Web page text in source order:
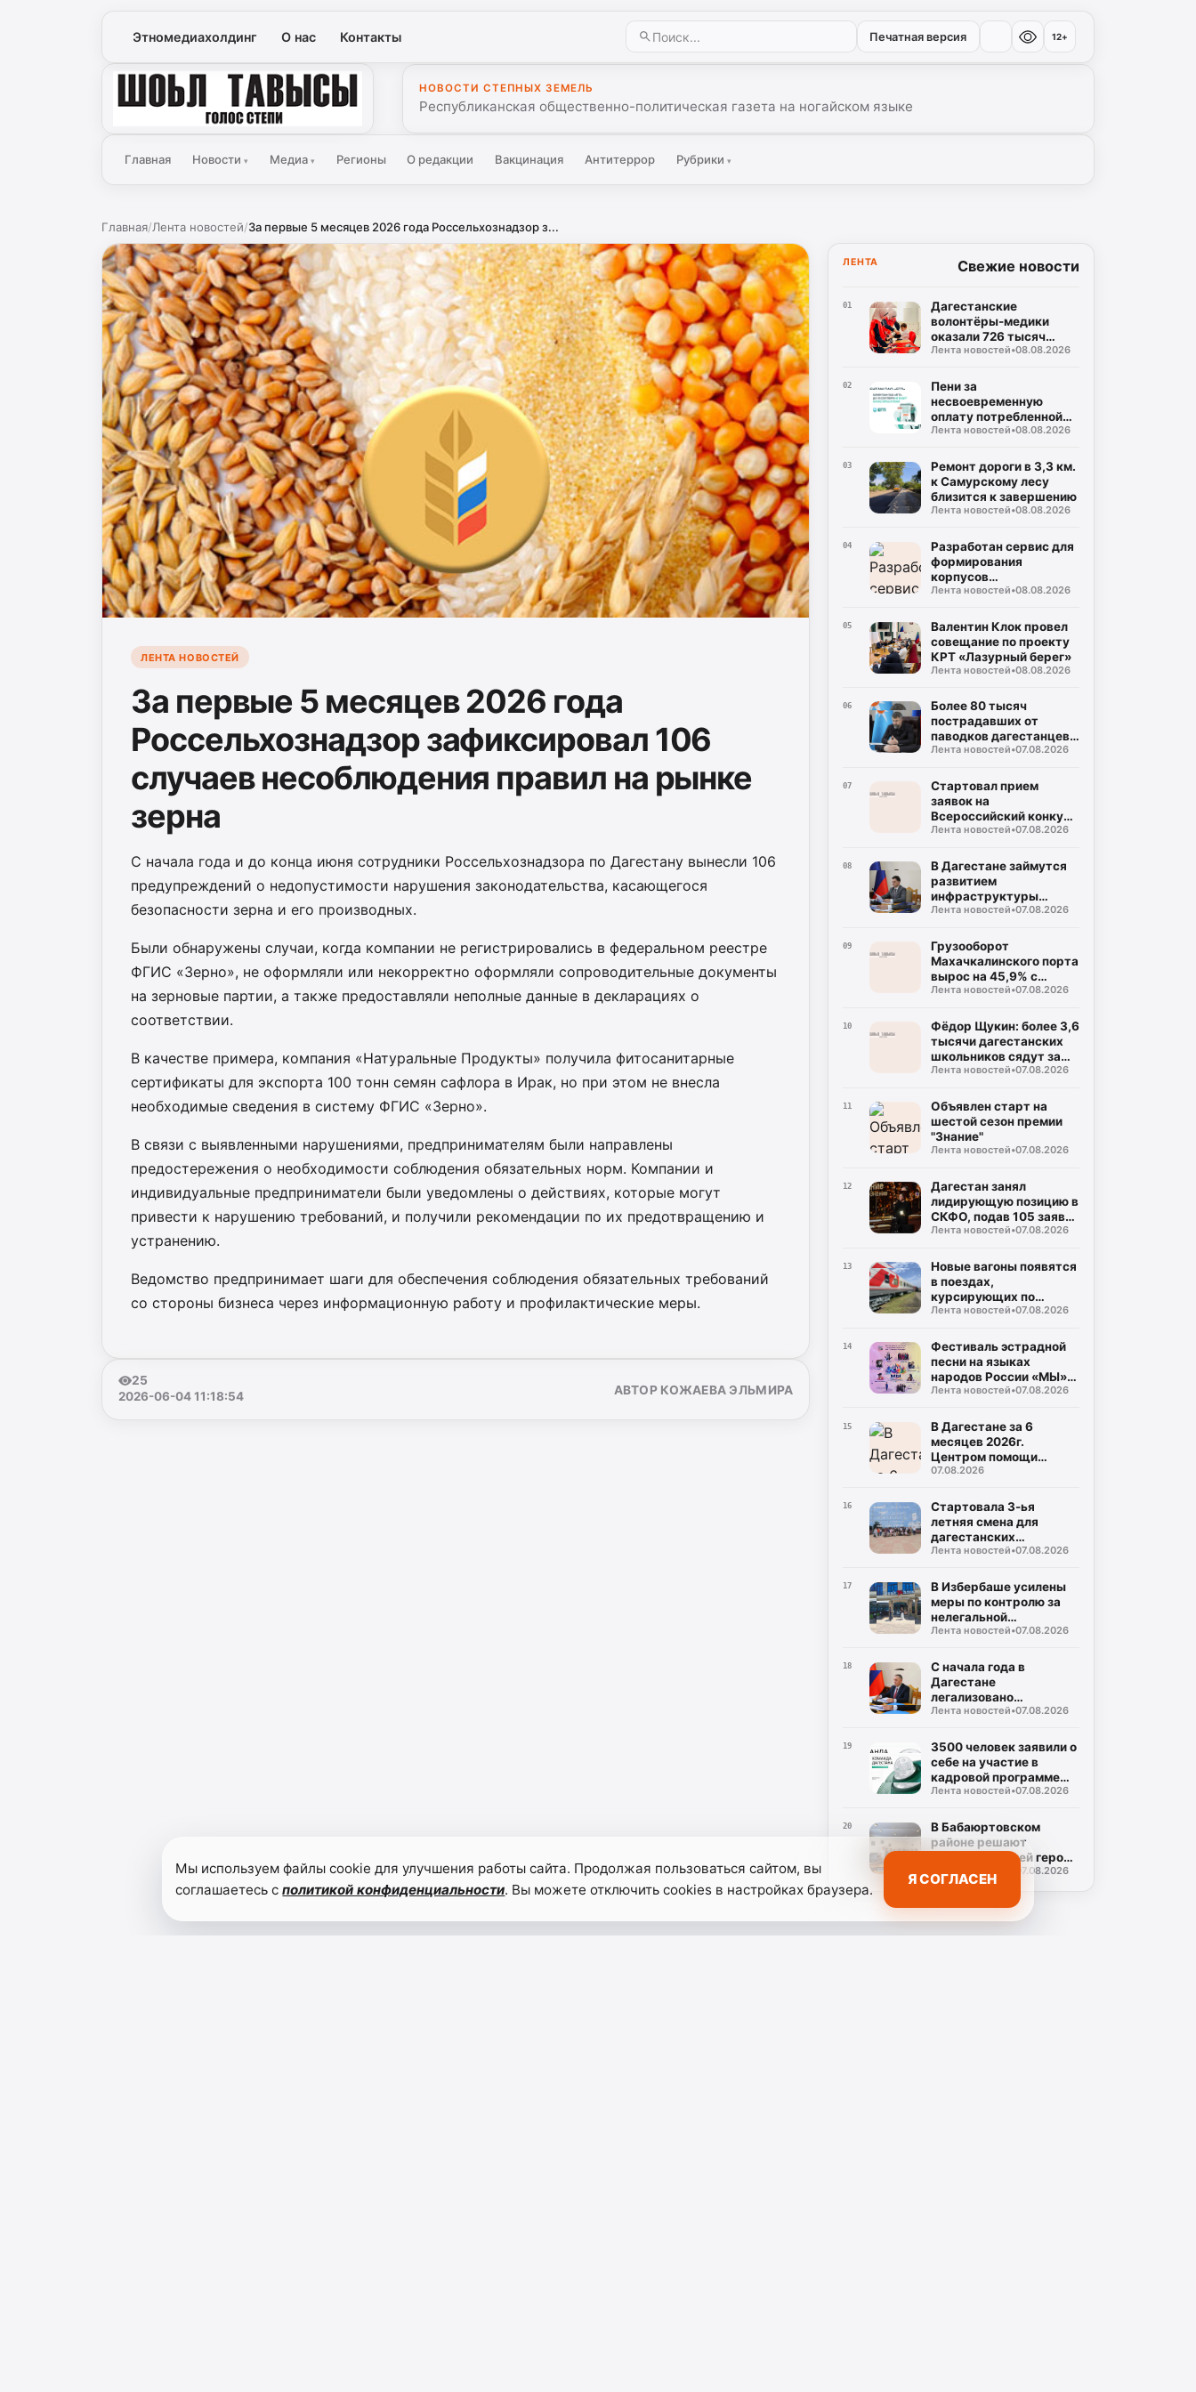
Этномедиахолдинг О нас Контакты Печатная версия 12+
Голос Степи
НОВОСТИ СТЕПНЫХ ЗЕМЕЛЬ
Республиканская общественно-политическая газета на ногайском языке
Главная Новости▾ Медиа ▾ Регионы О редакции Вакцинация Антитеррор Рубрики ▾
Главная/Лента новостей/За первые 5 месяцев 2026 года Россельхознадзор з...
ЛЕНТА НОВОСТЕЙ
За первые 5 месяцев 2026 года
Россельхознадзор зафиксировал 106
случаев несоблюдения правил на рынке
зерна
С начала года и до конца июня сотрудники Россельхознадзора по Дагестану вынесли 106
предупреждений о недопустимости нарушения законодательства, касающегося
безопасности зерна и его производных.
Были обнаружены случаи, когда компании не регистрировались в федеральном реестре
ФГИС «Зерно», не оформляли или некорректно оформляли сопроводительные документы
на зерновые партии, а также предоставляли неполные данные в декларациях о
соответствии.
В качестве примера, компания «Натуральные Продукты» получила фитосанитарные
сертификаты для экспорта 100 тонн семян сафлора в Ирак, но при этом не внесла
необходимые сведения в систему ФГИС «Зерно».
В связи с выявленными нарушениями, предпринимателям были направлены
предостережения о необходимости соблюдения обязательных норм. Компании и
индивидуальные предприниматели были уведомлены о действиях, которые могут
привести к нарушению требований, и получили рекомендации по их предотвращению и
устранению.
Ведомство предпринимает шаги для обеспечения соблюдения обязательных требований
со стороны бизнеса через информационную работу и профилактические меры.
25
2026-06-04 11:18:54
АВТОР КОЖАЕВА ЭЛЬМИРА
ЛЕНТА Свежие новости
01
Дагестанские
волонтёры-медики
оказали 726 тысяч
часов помощи
Лента новостей•08.08.2026
02
Пени за
несвоевременную
оплату потребленной
электроэнергии не
15 сентября 2026 года
Лента новостей•08.08.2026
03
Ремонт дороги в 3,3 км.
к Самурскому лесу
близится к завершению
Лента новостей•08.08.2026
04
Разработан сервис для
формирования
корпусов
национальных языков
Лента новостей•08.08.2026
05
Валентин Клок провел
совещание по проекту
КРТ «Лазурный берег»
Лента новостей•08.08.2026
06
Более 80 тысяч
пострадавших от
паводков дагестанцев
получили выплаты
Лента новостей•07.08.2026
07
Стартовал прием
заявок на
Всероссийский конкурс
«Столица детского
Лента новостей•07.08.2026
08
В Дагестане займутся
развитием
инфраструктуры
Каспийской флотилии
Лента новостей•07.08.2026
09
Грузооборот
Махачкалинского порта
вырос на 45,9% с
начала года
Лента новостей•07.08.2026
10
Фёдор Щукин: более 3,6
тысячи дагестанских
школьников сядут за
парты новых школ уже
Лента новостей•07.08.2026
11
Объявлен старт на
шестой сезон премии
"Знание"
Лента новостей•07.08.2026
12
Дагестан занял
лидирующую позицию в
СКФО, подав 105 заявок
на награду
Лента новостей•07.08.2026
13
Новые вагоны появятся
в поездах,
курсирующих по
маршруту Дербент-
Лента новостей•07.08.2026
14
Фестиваль эстрадной
песни на языках
народов России «МЫ»
состоится в Дагестане
Лента новостей•07.08.2026
15
В Дагестане за 6
месяцев 2026г.
Центром помощи
участникам СВО
обращений
07.08.2026
16
Стартовала 3-ья
летняя смена для
дагестанских
школьников в Северной
Лента новостей•07.08.2026
17
В Избербаше усилены
меры по контролю за
нелегальной
занятостью населения
Лента новостей•07.08.2026
18
С начала года в
Дагестане
легализовано
трудоустройство
граждан
Лента новостей•07.08.2026
19
3500 человек заявили о
себе на участие в
кадровой программе
«Команда Дагестана»
Лента новостей•07.08.2026
20
В Бабаюртовском
районе решают
проблемы семей героев
СВО
07.08.2026
Мы используем файлы cookie для улучшения работы сайта. Продолжая пользоваться сайтом, вы
соглашаетесь сполитикой конфиденциальности. Вы можете отключить cookies в настройках браузера.
Я СОГЛАСЕН